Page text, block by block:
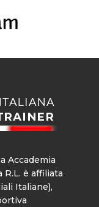
Accademia
R.L. è affiliata
Italiane),